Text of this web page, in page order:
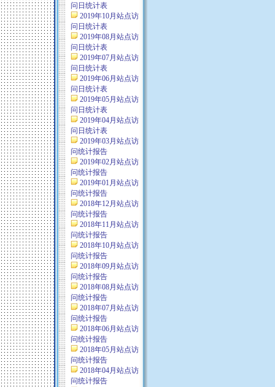
问日统计表
2019年10月站点访
问日统计表
2019年08月站点访
问日统计表
2019年07月站点访
问日统计表
2019年06月站点访
问日统计表
2019年05月站点访
问日统计表
2019年04月站点访
问日统计表
2019年03月站点访
问统计报告
2019年02月站点访
问统计报告
2019年01月站点访
问统计报告
2018年12月站点访
问统计报告
2018年11月站点访
问统计报告
2018年10月站点访
问统计报告
2018年09月站点访
问统计报告
2018年08月站点访
问统计报告
2018年07月站点访
问统计报告
2018年06月站点访
问统计报告
2018年05月站点访
问统计报告
2018年04月站点访
问统计报告